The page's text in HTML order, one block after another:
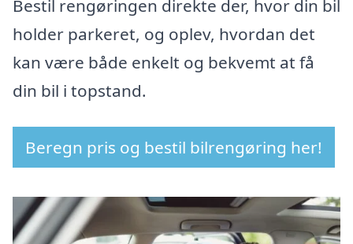
Bestil rengøringen direkte der, hvor din bil
holder parkeret, og oplev, hvordan det
kan være både enkelt og bekvemt at få
din bil i topstand.
Beregn pris og bestil bilrengøring her!